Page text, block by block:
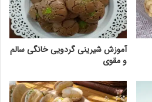
آموزش شیرینی گردویی خانگی سالم
و مقوی